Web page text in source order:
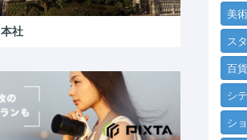
本社
美
ス
百
シ
シ